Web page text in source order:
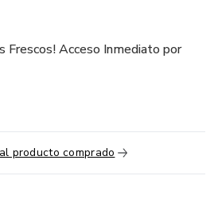
Frescos! Acceso Inmediato por
producto comprado